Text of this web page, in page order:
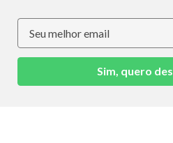
Sim, quero